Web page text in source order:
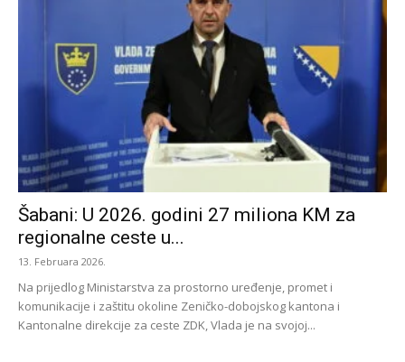
Šabani: U 2026. godini 27 miliona KM za
regionalne ceste u...
13. Februara 2026.
Na prijedlog Ministarstva za prostorno uređenje, promet i
komunikacije i zaštitu okoline Zeničko-dobojskog kantona i
Kantonalne direkcije za ceste ZDK, Vlada je na svojoj...